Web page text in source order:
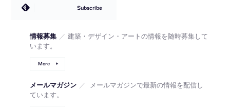
Subscribe
情報募集 ／ 建築・デザイン・アートの情報を随時募集して
います。
More
メールマガジン ／
メールマガジンで最新の情報を配信し
ています。